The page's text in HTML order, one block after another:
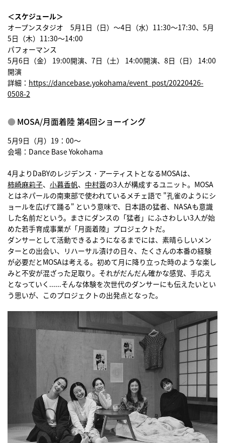
＜スケジュール＞
オープンスタジオ 5月1日（日）〜4日（水）11:30〜17:30、5月
5日（木）11:30〜14:00
パフォーマンス
5月6日（金） 19:00開演、7日（土） 14:00開演、8日（日） 14:00
開演
詳細： https://dancebase.yokohama/event_post/20220426-
0508-2
MOSA/月面着陸 第4回ショーイング
5月9日（月）19：00〜
会場：Dance Base Yokohama
4月よりDaBYのレジデンス・アーティストとなるMOSAは、
柿崎麻莉子、 小暮香帆、 中村蓉の3人が構成するユニット。MOSA
とはネパールの南東部で使われているメチェ語で "孔雀のようにシ
ョールを広げて踊る" という意味で、日本語の猛者、NASAも意識
した名前だという。まさにダンスの「猛者」にふさわしい3人が始
めた若手育成事業が「月面着陸」プロジェクトだ。
ダンサーとして活動できるようになるまでには、素晴らしいメン
ターとの出会い、リハーサル漬けの日々、たくさんの本番の経験
が必要だとMOSAは考える。初めて月に降り立った時のような楽し
みと不安が混ざった足取り。それがだんだん確かな感覚、手応え
となっていく......そんな体験を次世代のダンサーにも伝えたいとい
う思いが、このプロジェクトの出発点となった。